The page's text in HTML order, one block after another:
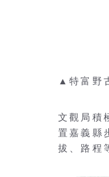
▲特富野
文觀局積
置嘉義縣
拔、路程